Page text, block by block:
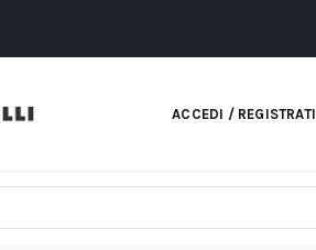
ACCEDI / REGISTRATI